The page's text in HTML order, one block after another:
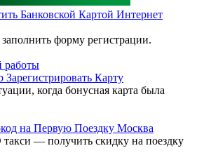
Банковской Картой Интернет
форму регистрации.
Карту
когда бонусная карта была
на Первую Поездку Москва
— получить скидку на поездку